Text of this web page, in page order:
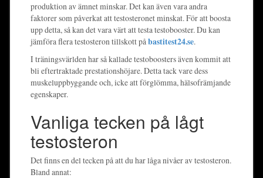
produktion av ämnet minskar. Det kan även vara andra
faktorer som påverkat att testosteronet minskat. För att boosta
upp detta, så kan det vara värt att testa testobooster. Du kan
jämföra flera testosteron tillskott på bastitest24.se.
I träningsvärlden har så kallade testoboosters även kommit att
bli eftertraktade prestationshöjare. Detta tack vare dess
muskeluppbyggande och, icke att förglömma, hälsofrämjande
egenskaper.
Vanliga tecken på lågt
testosteron
Det finns en del tecken på att du har låga nivåer av testosteron.
Bland annat: